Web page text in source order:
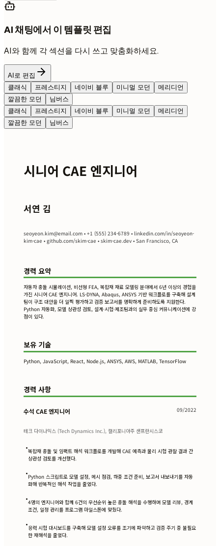
AI 채팅에서 이 템플릿 편집
AI와 함께 각 섹션을 다시 쓰고 맞춤화하세요.
AI로 편집
클래식
프레스티지 네이비 블루 미니멀 모던
메리디언
깔끔한 모던
님버스
클래식
프레스티지 네이비 블루 미니멀 모던
메리디언
깔끔한 모던
님버스
시니어 CAE 엔지니어
서연 김
seoyeon.kim@email.com • +1 (555) 234-6789 • linkedin.com/in/seoyeon-
kim-cae • github.com/skim-cae • skim-cae.dev • San Francisco, CA
경력 요약
자동차 충돌 시뮬레이션, 비선형 FEA, 복합재 재료 모델링 분야에서 6년 이상의 경험을
가진 시니어 CAE 엔지니어. LS-DYNA, Abaqus, ANSYS 기반 워크플로를 구축해 설계
팀이 구조 대안을 더 일찍 평가하고 검증 보고서를 명확하게 준비하도록 지원한다.
Python 자동화, 모델 상관성 검토, 설계·시험·제조팀과의 실무 중심 커뮤니케이션에 강
점이 있다.
보유 기술
Python, JavaScript, React, Node.js, ANSYS, AWS, MATLAB, TensorFlow
경력 사항
수석 CAE 엔지니어 09/2022
테크 다이나믹스 (Tech Dynamics Inc.), 캘리포니아주 샌프란시스코
•복합재 충돌 및 임팩트 해석 워크플로를 개발해 CAE 예측과 물리 시험 관찰 결과 간
상관성 검토를 개선했다.
•Python 스크립트로 모델 설정, 메시 점검, 하중 조건 준비, 보고서 내보내기를 자동
화해 반복적인 해석 작업을 줄였다.
•4명의 엔지니어와 함께 6건의 우선순위 높은 충돌 해석을 수행하며 모델 리뷰, 경계
조건, 일정 관리를 프로그램 마일스톤에 맞췄다.
•응력 시험 대시보드를 구축해 모델 설정 오류를 조기에 파악하고 검증 주기 중 불필요
한 재해석을 줄였다.